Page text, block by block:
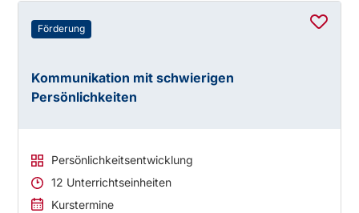
Förderung
Kommunikation mit schwierigen
Persönlichkeiten
Persönlichkeitsentwicklung
12 Unterrichtseinheiten
Kurstermine